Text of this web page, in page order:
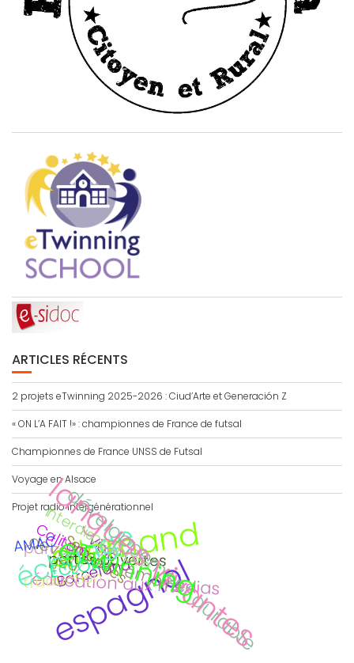
ARTICLES RÉCENTS
2 projets eTwinning 2025-2026 : Ciud’Arte et Generación Z
« ON L’A FAIT !» : championnes de France de futsal
Championnes de France UNSS de Futsal
Voyage en Alsace
Projet radio intergénérationnel
Viaje
espagnol
parcours citoyen
CDI
Barcelona
éducation aux médias
devoir de mémoire
AMACallemand
Calitom
traduction
portes ouvertes
échange
développement durable
langues vivantes
jeu
interdisciplinaire
Secondes
ECLORE
eTwinning